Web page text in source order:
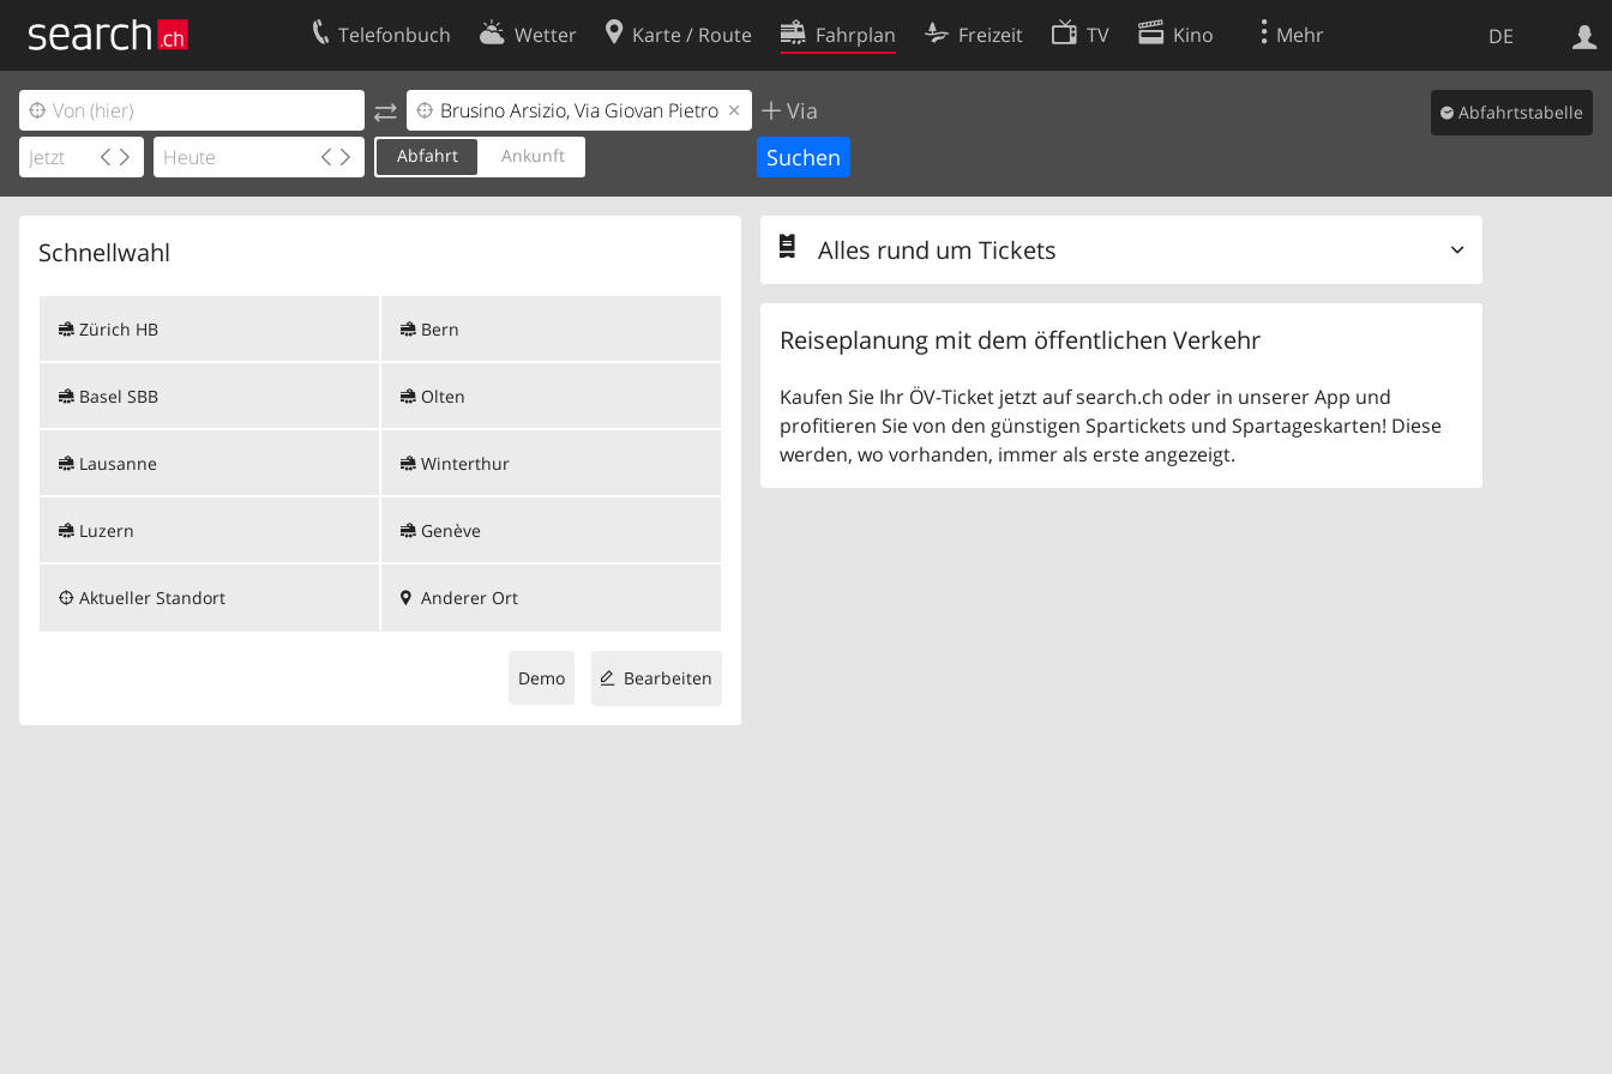
DE
Telefonbuch Wetter Karte / Route Fahrplan Freizeit TV Kino Mehr
Via
Abfahrt Ankunft
Abfahrtstabelle
Schnellwahl
Zürich HB
Basel SBB
Lausanne
Luzern
Bern
Olten
Winterthur
Genève
Aktueller Standort Anderer Ort
Bearbeiten
Demo
Alles rund um Tickets
Reiseplanung mit dem öffentlichen Verkehr
Kaufen Sie Ihr ÖV-Ticket jetzt auf search.ch oder in unserer App und
profitieren Sie von den günstigen Spartickets und Spartageskarten! Diese
werden, wo vorhanden, immer als erste angezeigt.
Ihr Eintrag
Kundencenter Geschäftskunden
Kontakt
Nutzungsbedingungen
Cookie-Einstellungen